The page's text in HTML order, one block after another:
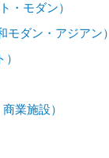
・モダン）
モダン・アジアン）
業施設）